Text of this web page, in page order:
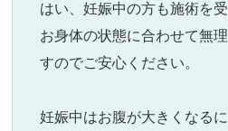
はい、妊娠中の方も施術を
お身体の状態に合わせて無
すのでご安心ください。
妊娠中はお腹が大きくなる